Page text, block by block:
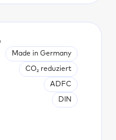
Made in Germany
CO₂ reduziert
ADFC
DIN